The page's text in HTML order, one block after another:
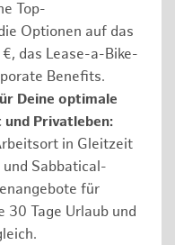
Top-
Optionen auf das
das Lease-a-Bike-
Benefits.
Deine optimale
Privatleben:
in Gleitzeit
Sabbatical-
für
30 Tage Urlaub und